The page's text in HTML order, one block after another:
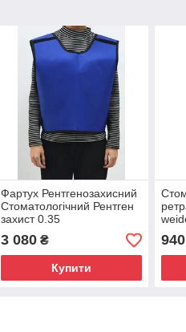
Фартух Рентгенозахисний
Стоматологічний Рентген
захист 0.35
3 080₴
Купити
940